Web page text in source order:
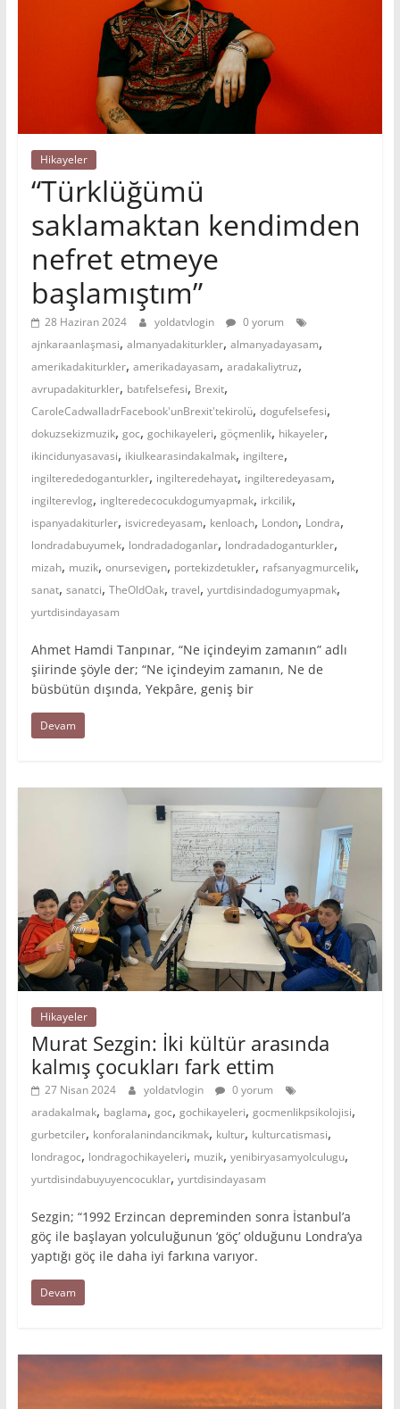
Hikayeler
“Türklüğümü
saklamaktan kendimden
nefret etmeye
başlamıştım”
28 Haziran 2024 yoldatvlogin
0 yorum
ajnkaraanlaşmasi, almanyadakiturkler, almanyadayasam,
amerikadakiturkler, amerikadayasam, aradakaliytruz,
avrupadakiturkler, batıfelsefesi, Brexit,
CaroleCadwalladrFacebook'unBrexit'tekirolü, dogufelsefesi,
dokuzsekizmuzik, goc, gochikayeleri, göçmenlik, hikayeler,
ikincidunyasavasi, ikiulkearasindakalmak, ingiltere,
ingilterededoganturkler, ingilteredehayat, ingilteredeyasam,
ingilterevlog, inglteredecocukdogumyapmak, irkcilik,
ispanyadakiturler, isvicredeyasam, kenloach, London, Londra,
londradabuyumek, londradadoganlar, londradadoganturkler,
mizah, muzik, onursevigen, portekizdetukler, rafsanyagmurcelik,
sanat, sanatci, TheOldOak, travel, yurtdisindadogumyapmak,
yurtdisindayasam
Ahmet Hamdi Tanpınar, “Ne içindeyim zamanın” adlı
şiirinde şöyle der; “Ne içindeyim zamanın, Ne de
büsbütün dışında, Yekpâre, geniş bir
Devam
Hikayeler
Murat Sezgin: İki kültür arasında
kalmış çocukları fark ettim
27 Nisan 2024 yoldatvlogin
0 yorum
aradakalmak, baglama, goc, gochikayeleri, gocmenlikpsikolojisi,
gurbetciler, konforalanindancikmak, kultur, kulturcatismasi,
londragoc, londragochikayeleri, muzik, yenibiryasamyolculugu,
yurtdisindabuyuyencocuklar, yurtdisindayasam
Sezgin; “1992 Erzincan depreminden sonra İstanbul’a
göç ile başlayan yolculuğunun ‘göç’ olduğunu Londra’ya
yaptığı göç ile daha iyi farkına varıyor.
Devam